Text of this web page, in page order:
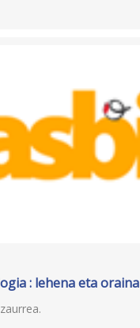
: lehena eta oraina